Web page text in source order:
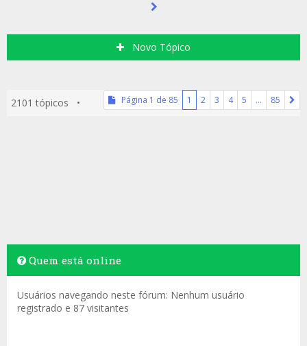
Novo Tópico
2101 tópicos • Página 1 de 85 1 2 3 4 5 … 85
Quem está online
Usuários navegando neste fórum: Nenhum usuário
registrado e 87 visitantes